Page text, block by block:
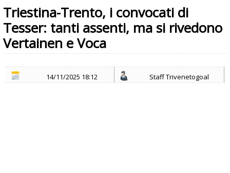
Triestina-Trento, i convocati di
Tesser: tanti assenti, ma si rivedono
Vertainen e Voca
14/11/2025 18:12 Staff Trivenetogoal